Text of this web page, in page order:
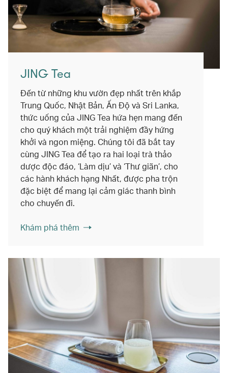
JING Tea
Đến từ những khu vườn đẹp nhất trên khắp
Trung Quốc, Nhật Bản, Ấn Độ và Sri Lanka,
thức uống của JING Tea hứa hẹn mang đến
cho quý khách một trải nghiệm đầy hứng
khởi và ngon miệng. Chúng tôi đã bắt tay
cùng JING Tea để tạo ra hai loại trà thảo
dược độc đáo, ‘Làm dịu’ và ‘Thư giãn’, cho
các hành khách hạng Nhất, được pha trộn
đặc biệt để mang lại cảm giác thanh bình
cho chuyến đi.
Khám phá thêm